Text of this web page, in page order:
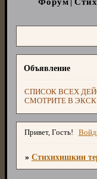
Объявление
СПИСОК ВСЕХ
СМОТРИТЕ В
Привет, Гость!
» Стихихишкин